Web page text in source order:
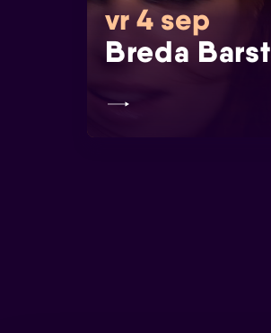
vr 4 sep
Breda Barst